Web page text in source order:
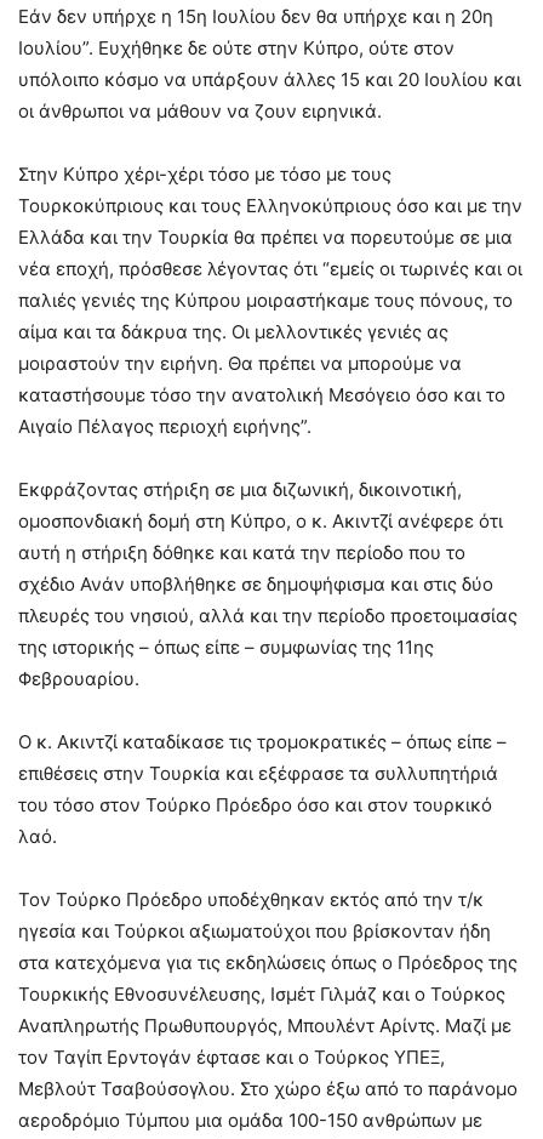
Εάν δεν υπήρχε η 15η Ιουλίου δεν θα υπήρχε και η 20η
Ιουλίου”. Ευχήθηκε δε ούτε στην Κύπρο, ούτε στον
υπόλοιπο κόσμο να υπάρξουν άλλες 15 και 20 Ιουλίου και
οι άνθρωποι να μάθουν να ζουν ειρηνικά.
Στην Κύπρο χέρι-χέρι τόσο με τόσο με τους
Τουρκοκύπριους και τους Ελληνοκύπριους όσο και με την
Ελλάδα και την Τουρκία θα πρέπει να πορευτούμε σε μια
νέα εποχή, πρόσθεσε λέγοντας ότι “εμείς οι τωρινές και οι
παλιές γενιές της Κύπρου μοιραστήκαμε τους πόνους, το
αίμα και τα δάκρυα της. Οι μελλοντικές γενιές ας
μοιραστούν την ειρήνη. Θα πρέπει να μπορούμε να
καταστήσουμε τόσο την ανατολική Μεσόγειο όσο και το
Αιγαίο Πέλαγος περιοχή ειρήνης”.
Εκφράζοντας στήριξη σε μια διζωνική, δικοινοτική,
ομοσπονδιακή δομή στη Κύπρο, ο κ. Ακιντζί ανέφερε ότι
αυτή η στήριξη δόθηκε και κατά την περίοδο που το
σχέδιο Ανάν υποβλήθηκε σε δημοψήφισμα και στις δύο
πλευρές του νησιού, αλλά και την περίοδο προετοιμασίας
της ιστορικής – όπως είπε – συμφωνίας της 11ης
Φεβρουαρίου.
Ο κ. Ακιντζί καταδίκασε τις τρομοκρατικές – όπως είπε –
επιθέσεις στην Τουρκία και εξέφρασε τα συλλυπητήριά
του τόσο στον Τούρκο Πρόεδρο όσο και στον τουρκικό
λαό.
Τον Τούρκο Πρόεδρο υποδέχθηκαν εκτός από την τ/κ
ηγεσία και Τούρκοι αξιωματούχοι που βρίσκονταν ήδη
στα κατεχόμενα για τις εκδηλώσεις όπως ο Πρόεδρος της
Τουρκικής Εθνοσυνέλευσης, Ισμέτ Γιλμάζ και ο Τούρκος
Αναπληρωτής Πρωθυπουργός, Μπουλέντ Αρίντς. Μαζί με
τον Ταγίπ Ερντογάν έφτασε και ο Τούρκος ΥΠΕΞ,
Μεβλούτ Τσαβούσογλου. Στο χώρο έξω από το παράνομο
αεροδρόμιο Τύμπου μια ομάδα 100-150 ανθρώπων με